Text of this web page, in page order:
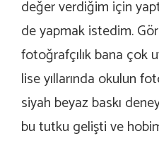
değer verdiğim için
de yapmak istedim.
fotoğrafçılık bana çok
lise yıllarında okulun
siyah beyaz baskı
bu tutku gelişti ve